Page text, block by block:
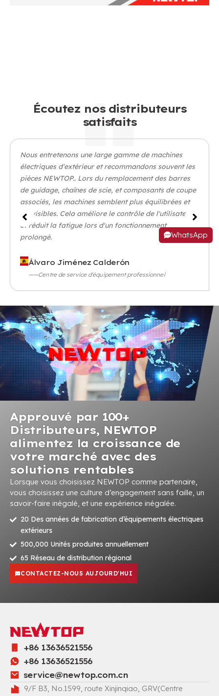
Écoutez nos distributeurs
satisfaits
Nous entretenons une large gamme de machines
électriques d'extérieur et recommandons souvent les
pièces NEWTOP.. Lors du remplacement des barres
de guidage, chaînes de scie, et composants de coupe
associés, les machines semblent plus équilibrées et
prévisibles. Cela améliore le contrôle de l'utilisateur
et réduit la fatigue lors d'un fonctionnement
prolongé.
Álvaro Jiménez Calderón
——Centre de service d'équipement professionnel
Approuvé par 100+
Distributeurs, NEWTOP
alimentez la croissance de
votre marché avec des
solutions rentables
Lorsque vous choisissez NEWTOP comme partenaire,
vous choisissez une culture d’engagement sans faille, un
savoir-faire inégalé, et une expérience inégalée.
20 Des années de fabrication d’équipements électriques
extérieurs
500,000 Unités produites annuellement
65 Réseau de distribution régional
CONTACTEZ-NOUS AUJOURD'HUI
+86 13636521556
+86 13636521556
service@newtop.com.cn
9/F B3, No.1599, route Xinjinqiao, GRV(Centre
WhatsApp